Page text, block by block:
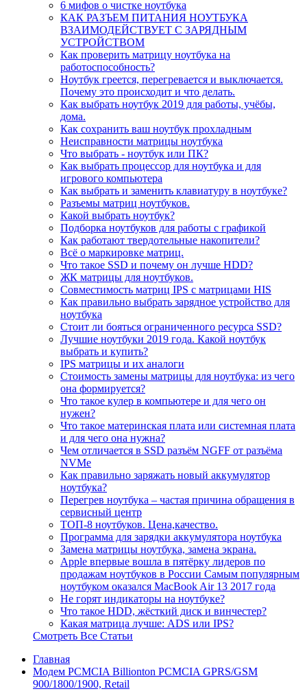
6 мифов о чистке ноутбука
КАК РАЗЪЕМ ПИТАНИЯ НОУТБУКА
ВЗАИМОДЕЙСТВУЕТ С ЗАРЯДНЫМ
УСТРОЙСТВОМ
Как проверить матрицу ноутбука на
работоспособность?
Ноутбук греется, перегревается и выключается.
Почему это происходит и что делать.
Как выбрать ноутбук 2019 для работы, учёбы,
дома.
Как сохранить ваш ноутбук прохладным
Неисправности матрицы ноутбука
Что выбрать - ноутбук или ПК?
Как выбрать процессор для ноутбука и для
игрового компьютера
Как выбрать и заменить клавиатуру в ноутбуке?
Разъемы матриц ноутбуков.
Какой выбрать ноутбук?
Подборка ноутбуков для работы с графикой
Как работают твердотельные накопители?
Всё о маркировке матриц.
Что такое SSD и почему он лучше HDD?
ЖК матрицы для ноутбуков.
Совместимость матриц IPS с матрицами HIS
Как правильно выбрать зарядное устройство для
ноутбука
Стоит ли бояться ограниченного ресурса SSD?
Лучшие ноутбуки 2019 года. Какой ноутбук
выбрать и купить?
IPS матрицы и их аналоги
Стоимость замены матрицы для ноутбука: из чего
она формируется?
Что такое кулер в компьютере и для чего он
нужен?
Что такое материнская плата или системная плата
и для чего она нужна?
Чем отличается в SSD разъём NGFF от разъёма
NVMe
Как правильно заряжать новый аккумулятор
ноутбука?
Перегрев ноутбука – частая причина обращения в
сервисный центр
ТОП-8 ноутбуков. Цена,качество.
Программа для зарядки аккумулятора ноутбука
Замена матрицы ноутбука, замена экрана.
Apple впервые вошла в пятёрку лидеров по
продажам ноутбуков в России Самым популярным
ноутбуком оказался MacBook Air 13 2017 года
Не горят индикаторы на ноутбуке?
Что такое HDD, жёсткий диск и винчестер?
Какая матрица лучше: ADS или IPS?
Смотреть Все Статьи
Главная
Модем PCMCIA Billionton PCMCIA GPRS/GSM
900/1800/1900, Retail